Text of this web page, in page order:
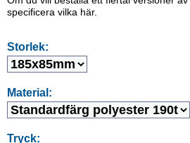
specificera vilka här.
Storlek:
Material:
Tryck: